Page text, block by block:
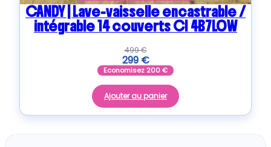
CANDY | Lave-vaisselle encastrable /
intégrable 14 couverts CI 4B7L0W
499€
299 €
Economisez 200€
Ajouter au panier